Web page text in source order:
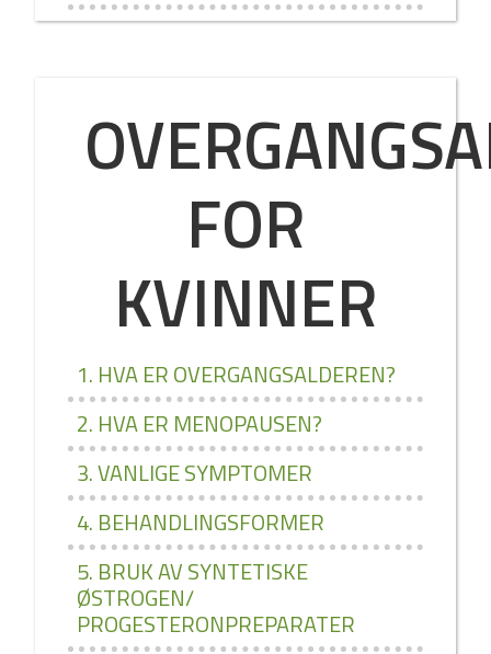
FOR
KVINNER
1. HVA ER OVERGANGSALDEREN?
2. HVA ER MENOPAUSEN?
3. VANLIGE SYMPTOMER
4. BEHANDLINGSFORMER
5. BRUK AV SYNTETISKE
ØSTROGEN/
PROGESTERONPREPARATER